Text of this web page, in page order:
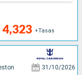
4,323 +Tasas
31/10/2026